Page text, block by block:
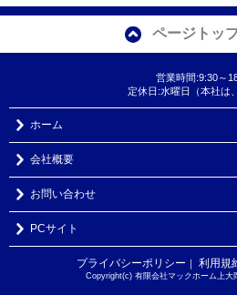
ページトッ
営業時間:9:30～
定休日:水曜日（本社は
ホーム
会社概要
お問い合わせ
PCサイト
プライバシーポリシー ｜ 利用規
Copyright(c) 有限会社マックホーム上大